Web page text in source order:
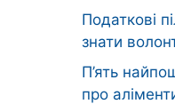
Податкові
знати
П’ять
про